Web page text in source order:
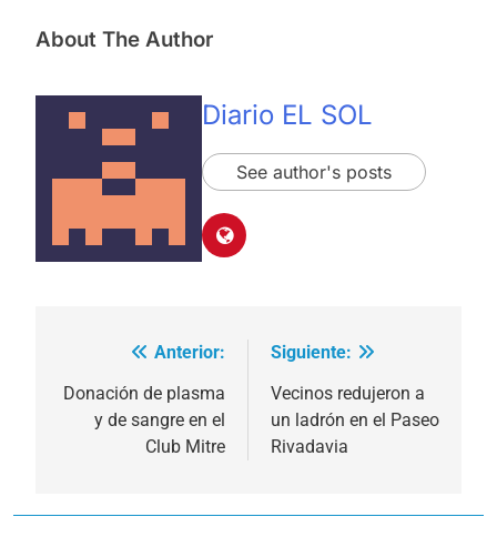
About The Author
Diario EL SOL
See author's posts
Navegación
de
entradas
Anterior:
Donación de plasma
y de sangre en el
Club Mitre
Siguiente:
Vecinos redujeron a
un ladrón en el Paseo
Rivadavia